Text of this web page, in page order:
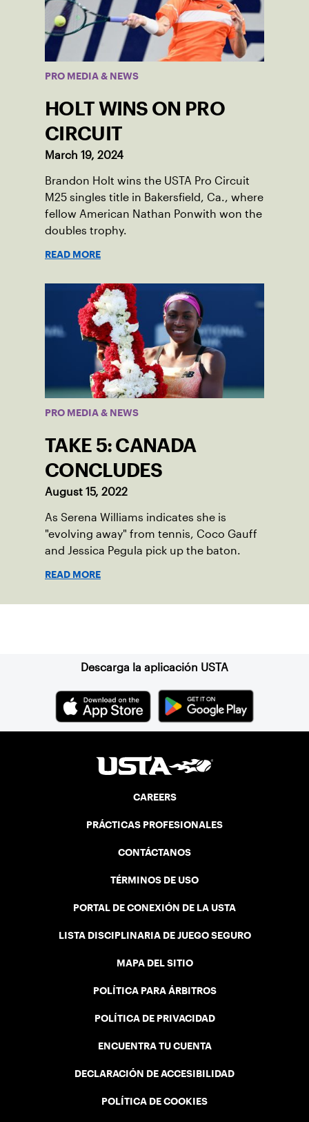
PRO MEDIA & NEWS
HOLT WINS ON PRO
CIRCUIT
March 19, 2024
Brandon Holt wins the USTA Pro Circuit
M25 singles title in Bakersfield, Ca., where
fellow American Nathan Ponwith won the
doubles trophy.
READ MORE
PRO MEDIA & NEWS
TAKE 5: CANADA
CONCLUDES
August 15, 2022
As Serena Williams indicates she is
"evolving away" from tennis, Coco Gauff
and Jessica Pegula pick up the baton.
READ MORE
Descarga la aplicación USTA
CAREERS
PRÁCTICAS PROFESIONALES
CONTÁCTANOS
TÉRMINOS DE USO
PORTAL DE CONEXIÓN DE LA USTA
LISTA DISCIPLINARIA DE JUEGO SEGURO
MAPA DEL SITIO
POLÍTICA PARA ÁRBITROS
POLÍTICA DE PRIVACIDAD
ENCUENTRA TU CUENTA
DECLARACIÓN DE ACCESIBILIDAD
POLÍTICA DE COOKIES